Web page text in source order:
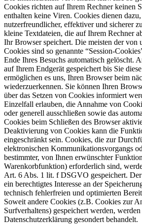
Cookies richten auf Ihrem Rechner keinen
enthalten keine Viren. Cookies dienen
nutzerfreundlicher, effektiver und sicherer
kleine Textdateien, die auf Ihrem Rechner
Ihr Browser speichert. Die meisten der von
Cookies sind so genannte
Ende Ihres Besuchs automatisch gelöscht.
auf Ihrem Endgerät gespeichert bis Sie
ermöglichen es uns, Ihren Browser beim
wiederzuerkennen. Sie können Ihren
über das Setzen von Cookies informiert
Einzelfall erlauben, die Annahme von
oder generell ausschließen sowie das
Cookies beim Schließen des Browser
Deaktivierung von Cookies kann die
eingeschränkt sein. Cookies, die zur
elektronischen Kommunikationsvorgangs
bestimmter, von Ihnen erwünschter
Warenkorbfunktion) erforderlich sind,
Art. 6 Abs. 1 lit. f DSGVO gespeichert. Der
ein berechtigtes Interesse an der
technisch fehlerfreien und optimierten
Soweit andere Cookies (z.B. Cookies zur
Surfverhaltens) gespeichert werden,
Datenschutzerklärung gesondert behandelt.